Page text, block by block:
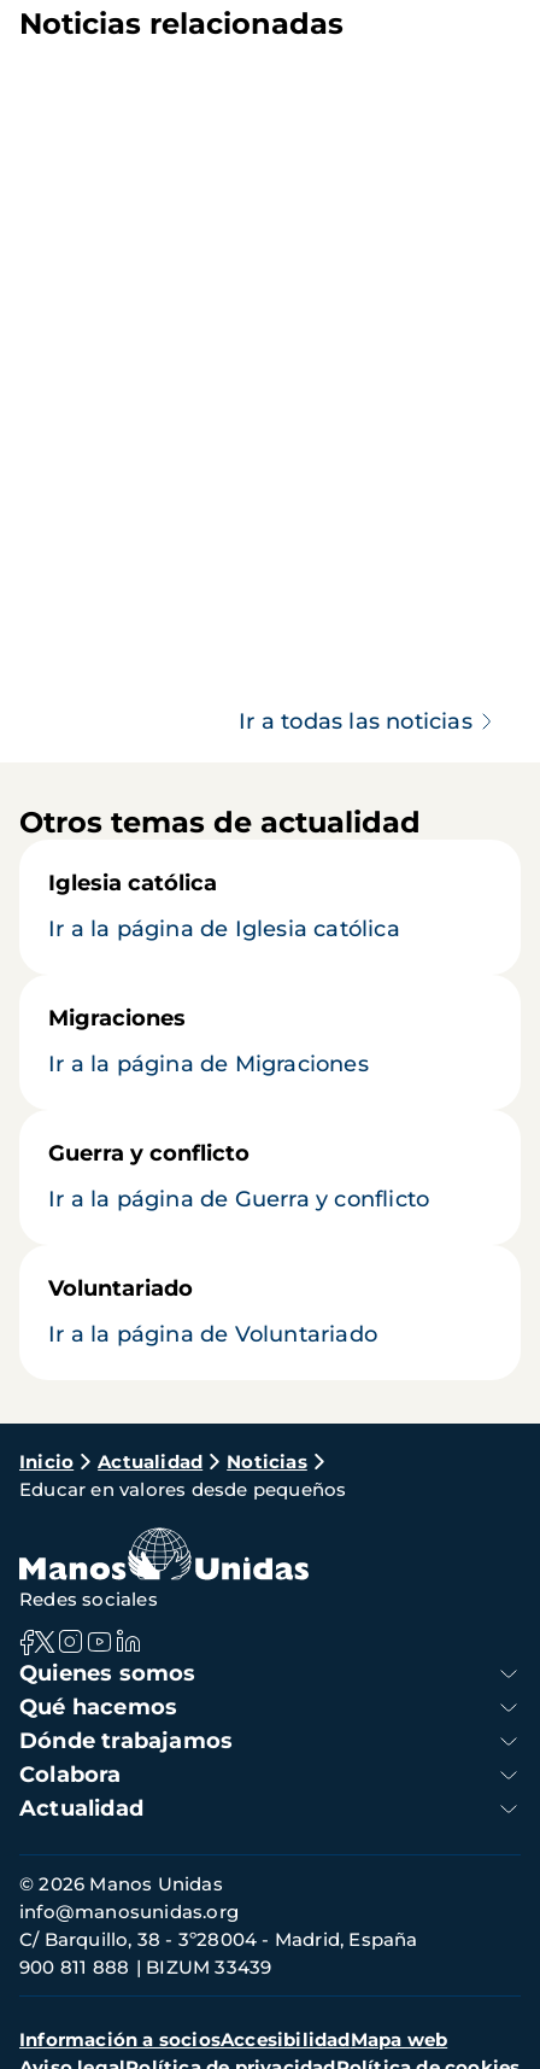
Noticias relacionadas
Ir a todas las noticias
Otros temas de actualidad
Iglesia católica
Ir a la página de Iglesia católica
Migraciones
Ir a la página de Migraciones
Guerra y conflicto
Ir a la página de Guerra y conflicto
Voluntariado
Ir a la página de Voluntariado
Ruta
de
navegación
Inicio Actualidad
Noticias
Educar en valores desde pequeños
Navegación
principal
Quienes somos
Qué hacemos
Dónde trabajamos
Colabora
Actualidad
Redes sociales
Información
de
contacto
© 2026 Manos Unidas
C/ Barquillo, 38 - 3º28004 - Madrid, España
900 811 888
BIZUM 33439
info@manosunidas.org
Menú
secundario
Información a sociosAccesibilidadMapa web